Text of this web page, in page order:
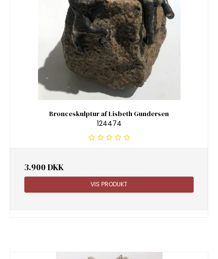
Bronceskulptur af Lisbeth Gundersen
124474
3.900 DKK
VIS PRODUKT